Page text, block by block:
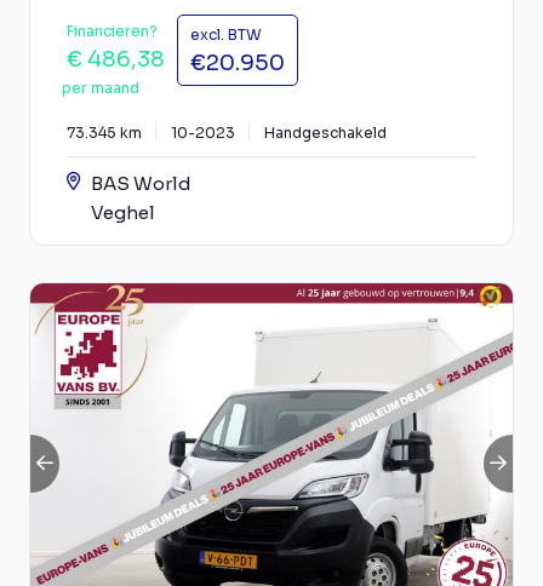
Financieren?
€ 486,38
per maand
excl. BTW
€20.950
73.345 km 10-2023 Handgeschakeld
BAS World
Veghel